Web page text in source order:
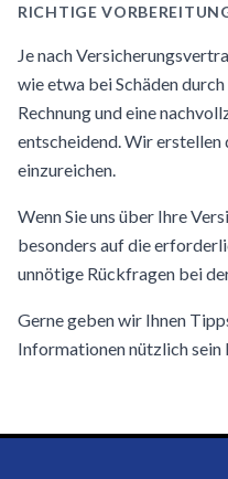
RICHTIGE
Je nach
wie etwa bei Schäden
Rechnung und eine
entscheidend. Wir erstellen
einzureichen.
Wenn Sie uns über Ihre
besonders auf die
unnötige Rückfragen bei
Gerne geben wir Ihnen
Informationen nützlich sein